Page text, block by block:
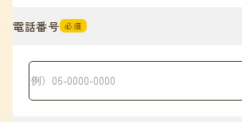
電話番号 必須